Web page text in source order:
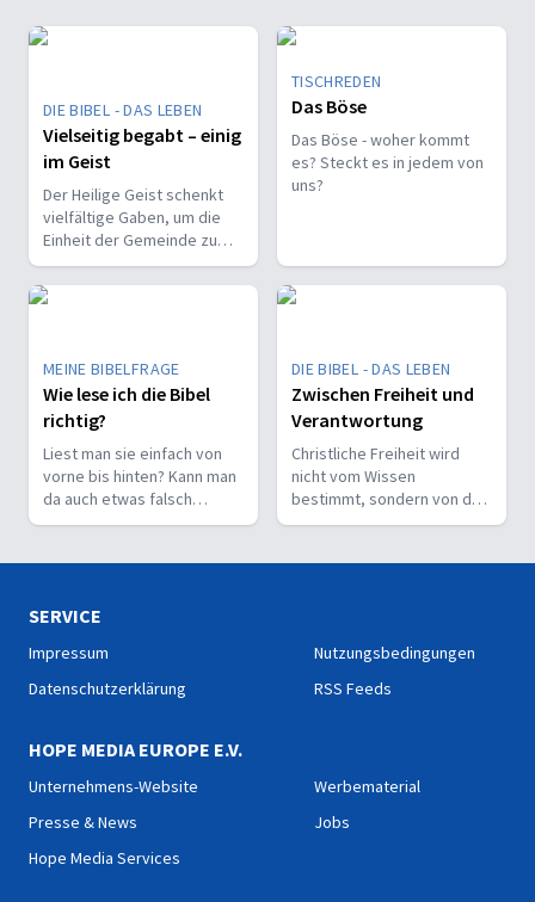
DIE BIBEL - DAS LEBEN
Vielseitig begabt – einig
im Geist
Der Heilige Geist schenkt
vielfältige Gaben, um die
Einheit der Gemeinde zu
stärken und sie zu
befähigen, Christus vor den
Menschen zu bekennen.
TISCHREDEN
Das Böse
Das Böse - woher kommt
es? Steckt es in jedem von
uns?
MEINE BIBELFRAGE
Wie lese ich die Bibel
richtig?
Liest man sie einfach von
vorne bis hinten? Kann man
da auch etwas falsch
machen? Wie interpretiert
DIE BIBEL - DAS LEBEN
Zwischen Freiheit und
Verantwortung
Christliche Freiheit wird
nicht vom Wissen
bestimmt, sondern von der
Beziehung zum Nächsten –
SERVICE
Impressum
Datenschutzerklärung
Nutzungsbedingungen
RSS Feeds
HOPE MEDIA EUROPE E.V.
Unternehmens-Website
Presse & News
Hope Media Services
Werbematerial
Jobs